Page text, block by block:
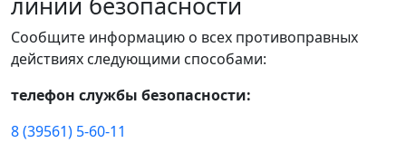
Сообщите информацию о всех противоправных
действиях следующими способами:
телефон службы безопасности:
8 (39561) 5-60-11